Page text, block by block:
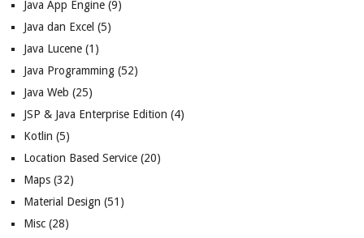
Java App Engine(9)
Java dan Excel (5)
Java Lucene(1)
Java Programming(52)
Java Web (25)
JSP & Java Enterprise Edition (4)
Kotlin (5)
Location Based Service(20)
Maps(32)
Material Design (51)
Misc(28)